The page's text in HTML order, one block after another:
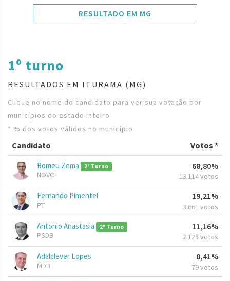
RESULTADO EM MG
1º turno
RESULTADOS EM ITURAMA (MG)
Clique no nome do candidato para ver sua votação por
municípios do estado inteiro
* % dos votos válidos no município
Candidato Votos *
Romeu Zema 2º Turno
NOVO
68,80%
13.114 votos
Fernando Pimentel
PT
19,21%
3.661 votos
Antonio Anastasia 2º Turno
PSDB
11,16%
2.128 votos
Adalclever Lopes
MDB
0,41%
79 votos